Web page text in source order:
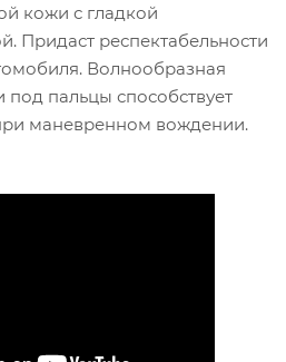
кожи с гладкой
Придаст респектабельности
Волнообразная
пальцы способствует
маневренном вождении.